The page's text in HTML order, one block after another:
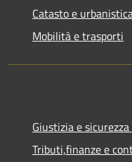
Catasto e
Mobilità e trasporti
Giustizia e
Tributi,finanze e